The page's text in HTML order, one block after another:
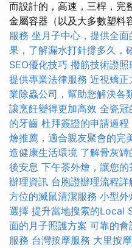
而設計的，高速，三桿，完
金屬容器（以及大多數塑料
服務 坐月子中心，提供全
果，了解漏水打針撐多久，
SEO優化技巧 撥筋技術證照
提供專業法律服務 近視矯正
業除蟲公司，幫助您解決各
讓烹飪變得更加高效 全瓷冠
的牙齒 杜拜簽證的申請過
燴推薦，適合親友聚會的完
造健康生活環境 了解骨灰
後安息 下午茶外燴，讓您
辦理資訊 台胞證辦理流程詳
方位的滅鼠清潔服務 小型外
選擇 提升當地搜索的Local
面的月子照護方案 可靠的會
服務 台灣按摩服務 大里按